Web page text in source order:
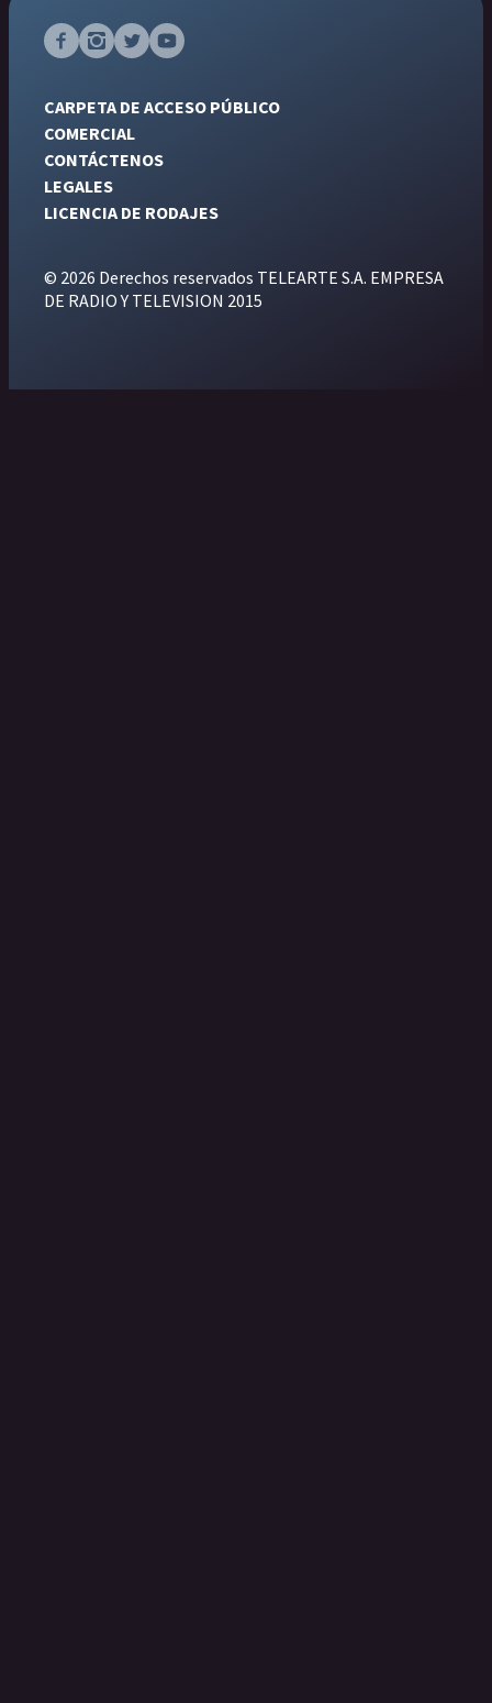
CARPETA DE ACCESO PÚBLICO
COMERCIAL
CONTÁCTENOS
LEGALES
LICENCIA DE RODAJES
© 2026 Derechos reservados TELEARTE S.A. EMPRESA
DE RADIO Y TELEVISION 2015